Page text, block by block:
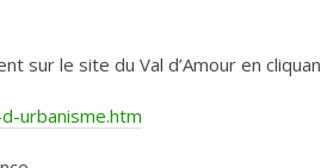
sur le site du Val d’Amour en
urbanisme.htm